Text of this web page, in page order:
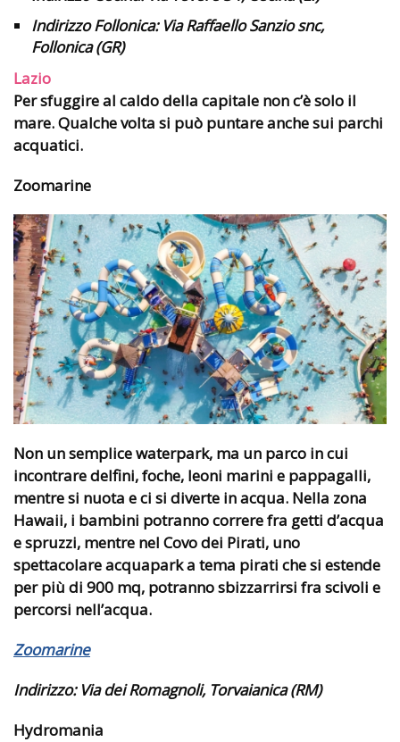
Indirizzo Follonica:Via Raffaello Sanzio snc,
Follonica (GR)
Lazio
Per sfuggire al caldo della capitale non c’è solo il
mare. Qualche volta si può puntare anche sui parchi
acquatici.
Zoomarine
Non un semplice waterpark, ma un parco in cui
incontrare delfini, foche, leoni marini e pappagalli,
mentre si nuota e ci si diverte in acqua. Nella zona
Hawaii, i bambini potranno correre fra getti d’acqua
e spruzzi, mentre nel Covo dei Pirati, uno
spettacolare acquapark a tema pirati che si estende
per più di 900 mq, potranno sbizzarrirsi fra scivoli e
percorsi nell’acqua.
Zoomarine
Indirizzo:Via dei Romagnoli, Torvaianica (RM)
Hydromania